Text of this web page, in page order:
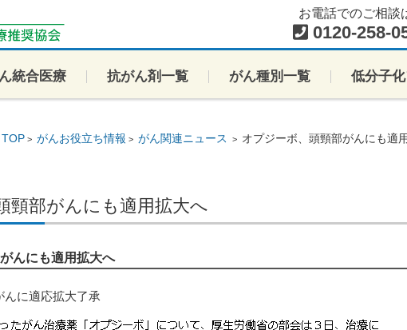
お電話でのご相談
0120-258-
統合医療 抗がん剤一覧 がん種別一覧 低分子
> がんお役立ち情報 > がん関連ニュース > オプジーボ、頭頸部がんにも適
頸部がんにも適用拡大へ
んにも適用拡大へ
んに適応拡大了承